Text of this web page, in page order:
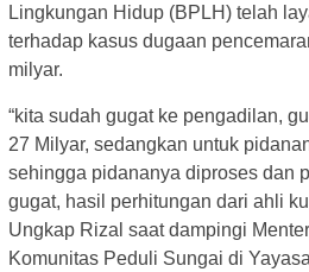
Lingkungan Hidup (BPLH) telah
terhadap kasus dugaan
milyar.
“kita sudah gugat ke pengadilan,
27 Milyar, sedangkan untuk
sehingga pidananya diproses dan
gugat, hasil perhitungan dari ahli
Ungkap Rizal saat dampingi
Komunitas Peduli Sungai di